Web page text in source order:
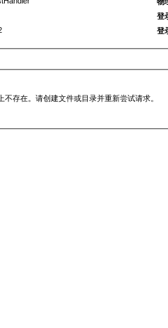
登
登
存在。请创建文件或目录并重新尝试请求。